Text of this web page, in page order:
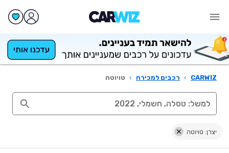
CARWIZ
› רכבים למכירה › טויוטה
יצרן: טויוטה